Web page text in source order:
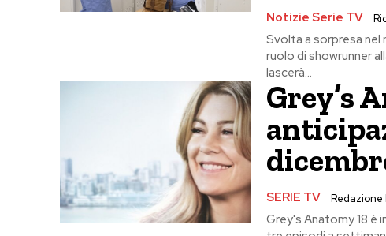
Notizie Serie TV
Svolta a sorpresa nel
ruolo di showrunner
lascerà...
Grey’s
SERIE TV
Grey's Anatomy 18 è